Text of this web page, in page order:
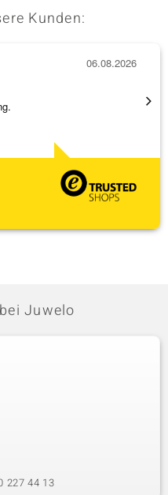
Kunden:
06.08.2026
Bin
Juwelo
227 44 13